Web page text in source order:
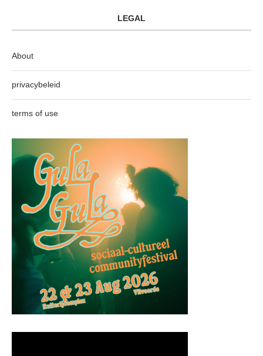
LEGAL
About
privacybeleid
terms of use